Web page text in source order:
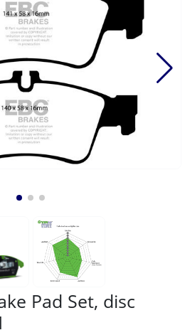
Pad Set, disc